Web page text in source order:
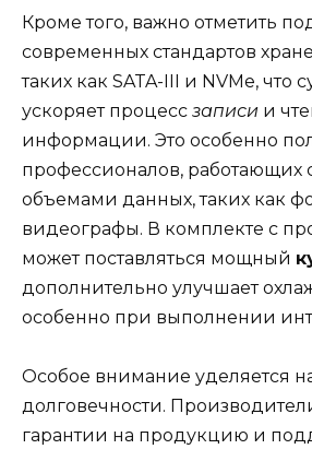
Кроме того, важно отметить
современных стандартов
таких как SATA-III и NVMe, что
ускоряет процесс записи и
информации. Это особенно
профессионалов, работающих
объемами данных, таких как
видеографы. В комплекте с
может поставляться мощный
дополнительно улучшает
особенно при выполнении
Особое внимание уделяется
долговечности.
гарантии на продукцию и